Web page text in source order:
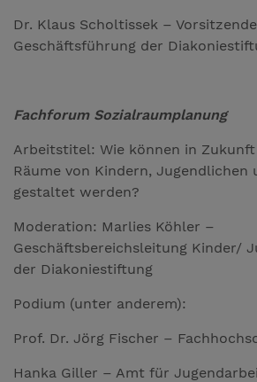
Dr. Klaus Scholtissek –
Geschäftsführung der
Fachforum Sozialraumplanung
Arbeitstitel: Wie können in
Räume von Kindern, Jugendlichen
gestaltet werden?
Moderation: Marlies Köhler –
Geschäftsbereichsleitung Kinder/
der Diakoniestiftung
Podium (unter anderem):
Prof. Dr. Jörg Fischer –
Hanka Giller – Amt für